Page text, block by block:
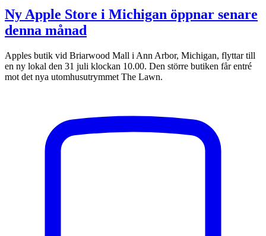
Ny Apple Store i Michigan öppnar senare
denna månad
Apples butik vid Briarwood Mall i Ann Arbor, Michigan, flyttar till
en ny lokal den 31 juli klockan 10.00. Den större butiken får entré
mot det nya utomhusutrymmet The Lawn.